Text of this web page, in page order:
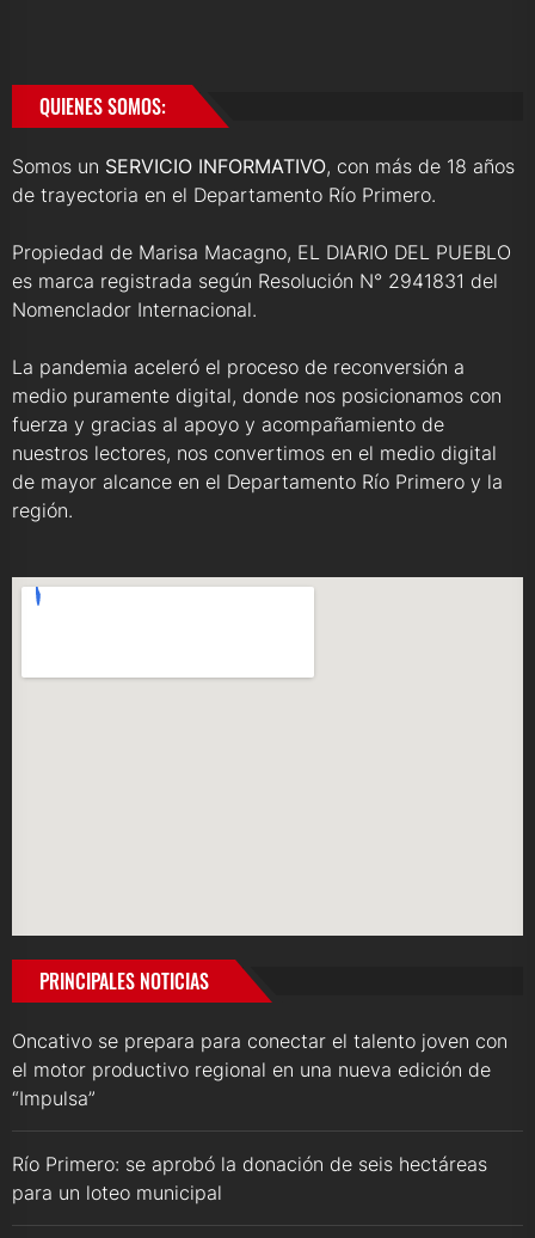
QUIENES SOMOS:
Somos un SERVICIO INFORMATIVO, con más de 18 años
de trayectoria en el Departamento Río Primero.
Propiedad de Marisa Macagno, EL DIARIO DEL PUEBLO
es marca registrada según Resolución N° 2941831 del
Nomenclador Internacional.
La pandemia aceleró el proceso de reconversión a
medio puramente digital, donde nos posicionamos con
fuerza y gracias al apoyo y acompañamiento de
nuestros lectores, nos convertimos en el medio digital
de mayor alcance en el Departamento Río Primero y la
región.
PRINCIPALES NOTICIAS
Oncativo se prepara para conectar el talento joven con
el motor productivo regional en una nueva edición de
“Impulsa”
Río Primero: se aprobó la donación de seis hectáreas
para un loteo municipal